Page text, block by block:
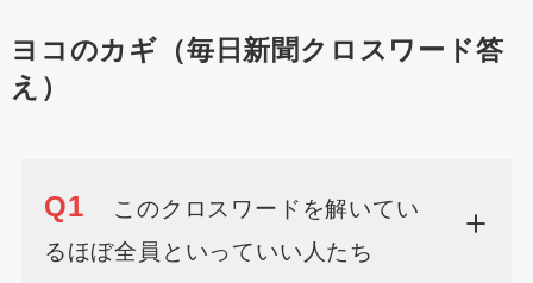
ヨコのカギ（毎日新聞クロスワード答
え）
Q1
このクロスワードを解いてい
るほぼ全員といっていい人たち